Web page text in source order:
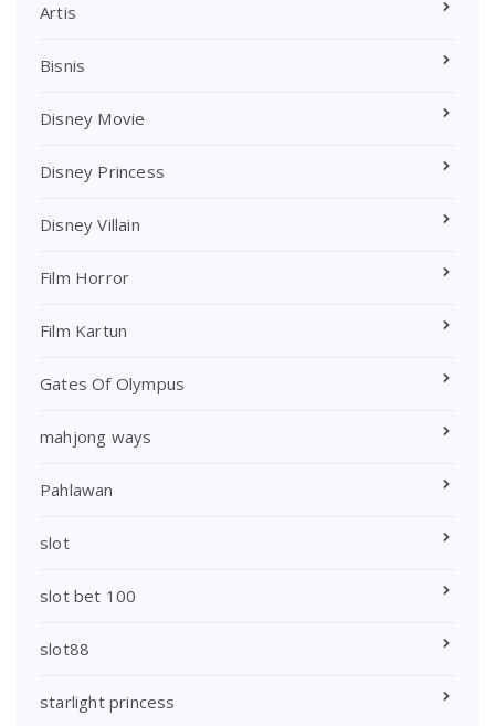
Artis
Bisnis
Disney Movie
Disney Princess
Disney Villain
Film Horror
Film Kartun
Gates Of Olympus
mahjong ways
Pahlawan
slot
slot bet 100
slot88
starlight princess